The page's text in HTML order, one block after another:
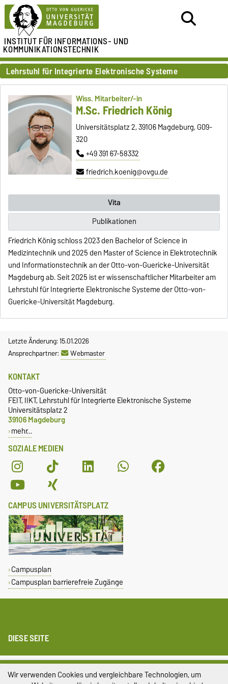
INSTITUT FÜRINFORMATIONS- UND
KOMMUNIKATIONSTECHNIK
Lehrstuhl für Integrierte Elektronische Systeme
Wiss. Mitarbeiter/-in
M.Sc. Friedrich König
Universitätsplatz 2, 39106 Magdeburg, G09-
320
+49 391 67-58332
friedrich.koenig@ovgu.de
Vita
Publikationen
Friedrich König schloss 2023 den Bachelor of Science in
Medizintechnik und 2025 den Master of Science in Elektrotechnik
und Informationstechnik an der Otto-von-Guericke-Universität
Magdeburg ab. Seit 2025 ist er wissenschaftlicher Mitarbeiter am
Lehrstuhl für Integrierte Elektronische Systeme der Otto-von-
Guericke-Universität Magdeburg.
Letzte Änderung: 15.01.2026
Ansprechpartner:
Webmaster
SOZIALE MEDIEN
KONTAKT
Otto-von-Guericke-Universität
FEIT, IIKT, Lehrstuhl für Integrierte Elektronische Systeme
Universitätsplatz 2
39106 Magdeburg
mehr…
CAMPUS UNIVERSITÄTSPLATZ
Campusplan
Campusplan barrierefreie Zugänge
DIESE SEITE
Impressum
Wir verwenden Cookies und vergleichbare Technologien, um